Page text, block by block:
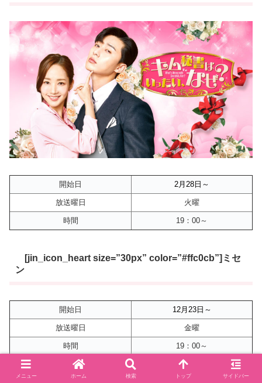
開始日 2月28 日～
放送曜日 火曜
時間 19：00～
[jin_icon_heart size=”30px” color=”#ffc0cb”]ミセ
ン
開始日 12月23日～
放送曜日 金曜
時間 19：00～
メニュー ホーム 検索 トップ サイドバー